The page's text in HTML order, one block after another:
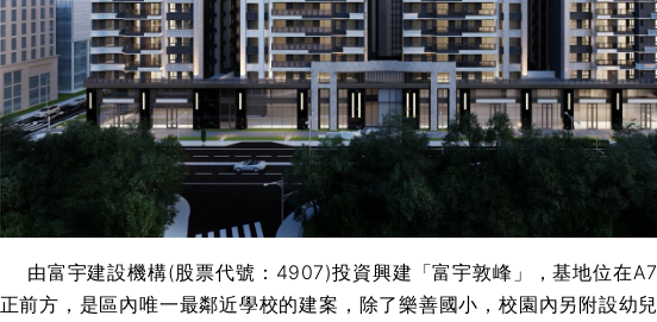
由富宇建設機構(股票代號：4907)投資興建「富宇敦峰」，基地位在
正前方，是區內唯一最鄰近學校的建案，除了樂善國小，校園內另附設幼